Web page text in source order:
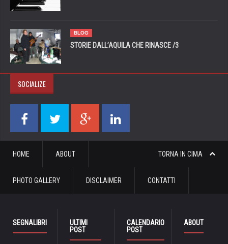
BLOG
STORIE DALL’AQUILA CHE RINASCE /3
SOCIALIZE
TORNA IN CIMA
HOME ABOUT
PHOTO GALLERY DISCLAIMER CONTATTI
SEGNALIBRI
ULTIMI
POST
CALENDARIO
POST
ABOUT